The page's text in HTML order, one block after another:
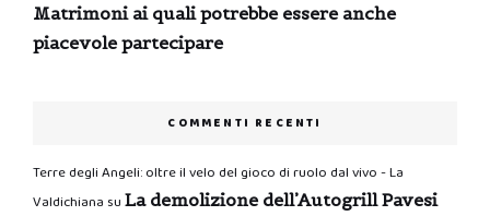
Matrimoni ai quali potrebbe essere anche
piacevole partecipare
COMMENTI RECENTI
Terre degli Angeli: oltre il velo del gioco di ruolo dal vivo - La
Valdichiana su La demolizione dell’Autogrill Pavesi